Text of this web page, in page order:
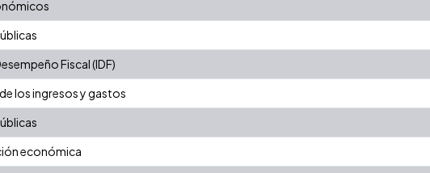
Fiscal (IDF)
los ingresos y gastos
económica